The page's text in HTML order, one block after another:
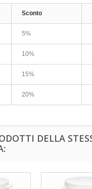
Sconto
5%
10%
15%
20%
DELLA